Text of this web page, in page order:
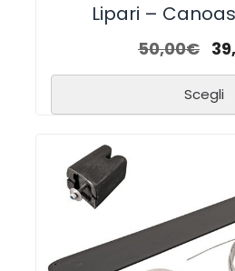
Lipari –
50,00€
Scegli